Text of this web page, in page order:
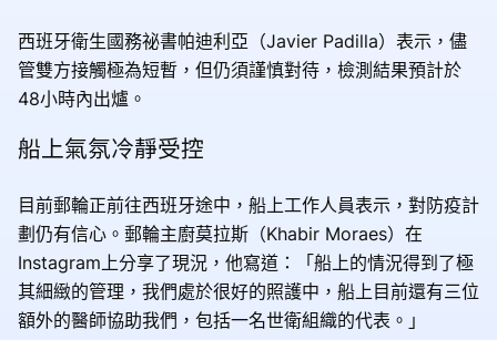
西班牙衛生國務祕書帕迪利亞（Javier Padilla）表示，儘
管雙方接觸極為短暫，但仍須謹慎對待，檢測結果預計於
48小時內出爐。
船上氣氛冷靜受控
目前郵輪正前往西班牙途中，船上工作人員表示，對防疫計
劃仍有信心。郵輪主廚莫拉斯（Khabir Moraes）在
Instagram上分享了現況，他寫道：「船上的情況得到了極
其細緻的管理，我們處於很好的照護中，船上目前還有三位
額外的醫師協助我們，包括一名世衛組織的代表。」